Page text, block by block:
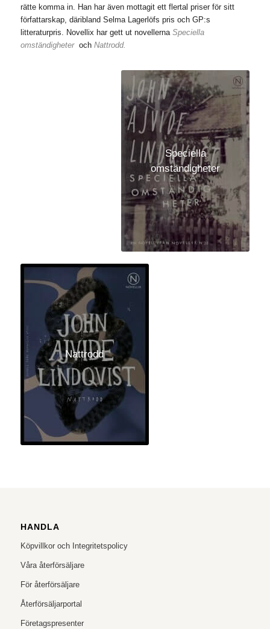
rätte komma in. Han har även mottagit ett flertal priser för sitt
författarskap, däribland Selma Lagerlöfs pris och GP:s
litteraturpris. Novellix har gett ut novellerna Speciella
omständigheter och Nattrodd.
Speciella
omständigheter
Nattrodd
HANDLA
Köpvillkor och Integritetspolicy
Våra återförsäljare
För återförsäljare
Återförsäljarportal
Företagspresenter